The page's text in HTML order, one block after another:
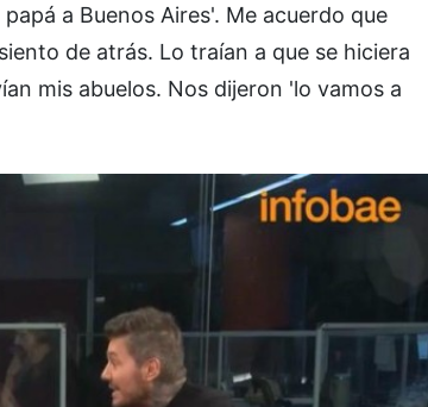
a Buenos Aires'. Me acuerdo que
de atrás. Lo traían a que se hiciera
mis abuelos. Nos dijeron 'lo vamos a